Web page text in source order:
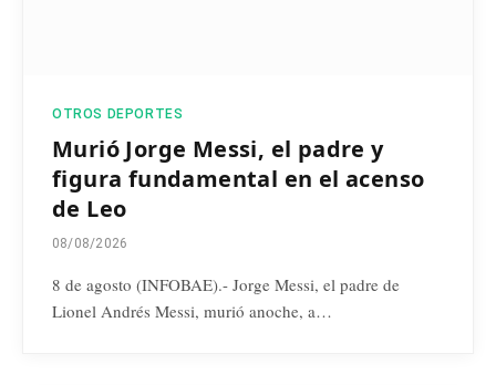
OTROS DEPORTES
Murió Jorge Messi, el padre y
figura fundamental en el acenso
de Leo
08/08/2026
8 de agosto (INFOBAE).- Jorge Messi, el padre de
Lionel Andrés Messi, murió anoche, a…